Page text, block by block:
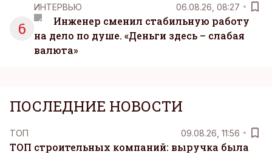
6
ИНТЕРВЬЮ 06.08.26, 08:27
Инженер сменил стабильную работу
на дело по душе. «Деньги здесь – слабая
валюта»
ПОСЛЕДНИЕ НОВОСТИ
ТОП 09.08.26, 11:56
ТОП строительных компаний: выручка была